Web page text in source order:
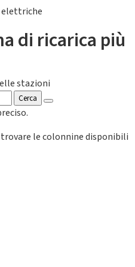
elettriche
di ricarica più
stazioni
Cerca
le colonnine disponibili